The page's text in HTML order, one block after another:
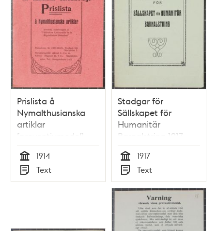
Prislista å
Nymalthusianska
artiklar
[preventivmedel]
1914 - publicisten
åtalad
Tid
1914
Typ
Text
Stadgar för
Sällskapet för
Humanitär
Barnalstring 1917
Tid
1917
Typ
Text